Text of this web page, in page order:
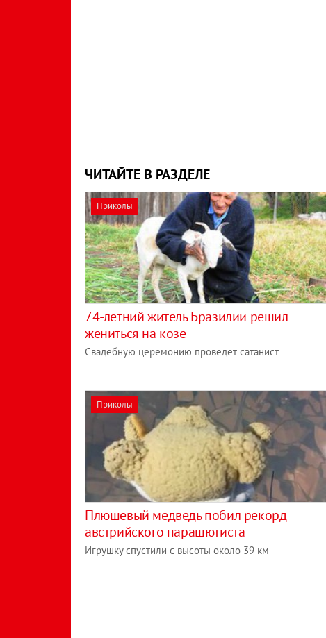
ЧИТАЙТЕ В РАЗДЕЛЕ
Приколы
74-летний житель Бразилии решил
жениться на козе
Свадебную церемонию проведет сатанист
Приколы
Плюшевый медведь побил рекорд
австрийского парашютиста
Игрушку спустили с высоты около 39 км